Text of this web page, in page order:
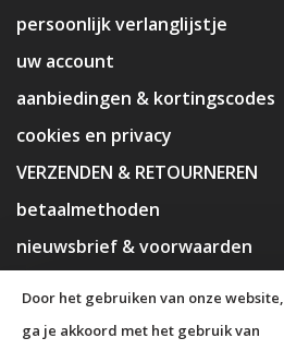
persoonlijk verlanglijstje
uw account
aanbiedingen & kortingscodes
cookies en privacy
VERZENDEN & RETOURNEREN
betaalmethoden
nieuwsbrief & voorwaarden
Door het gebruiken van onze website,
ga je akkoord met het gebruik van